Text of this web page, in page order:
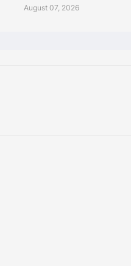
August 07, 2026